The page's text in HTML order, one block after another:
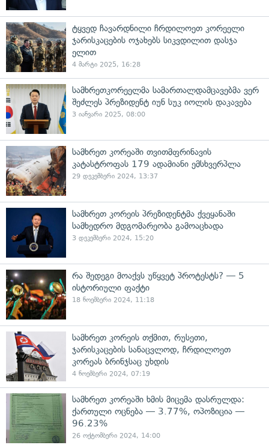
ტყვედ ჩავარდნილი ჩრდილოეთ კორეელი
ჯარისკაცების ოჯახებს სიკვდილით დასჯა
ელით
4 მარტი 2025, 16:28
სამხრეთკორეელმა სამართალდამცავებმა ვერ
შეძლეს პრეზიდენტ იუნ სუკ იოლის დაკავება
3 იანვარი 2025, 08:00
სამხრეთ კორეაში თვითმფრინავის
კატასტროფას 179 ადამიანი ემსხვერპლა
29 დეკემბერი 2024, 13:37
სამხრეთ კორეის პრეზიდენტმა ქვეყანაში
სამხედრო მდგომარეობა გამოაცხადა
3 დეკემბერი 2024, 15:20
რა შედეგი მოაქვს უწყვეტ პროტესტს? — 5
ისტორიული ფაქტი
18 ნოემბერი 2024, 11:18
სამხრეთ კორეის თქმით, რუსეთი,
ჯარისკაცების სანაცვლოდ, ჩრდილოეთ
კორეას ბრინჯსაც უხდის
4 ნოემბერი 2024, 07:19
სამხრეთ კორეაში ხმის მიცემა დასრულდა:
ქართული ოცნება — 3.77%, ოპოზიცია —
96.23%
26 ოქტომბერი 2024, 14:00